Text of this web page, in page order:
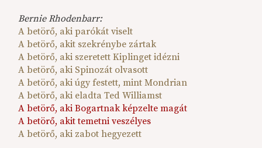
Bernie Rhodenbarr:
A betörő, aki parókát viselt
A betörő, akit szekrénybe zártak
A betörő, aki szeretett Kiplinget idézni
A betörő, aki Spinozát olvasott
A betörő, aki úgy festett, mint Mondrian
A betörő, aki eladta Ted Williamst
A betörő, aki Bogartnak képzelte magát
A betörő, akit temetni veszélyes
A betörő, aki zabot hegyezett